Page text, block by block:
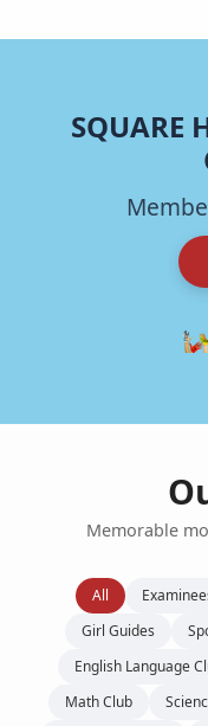
SQUARE
Memorable
All
Girl Guides
English Language
Math Club